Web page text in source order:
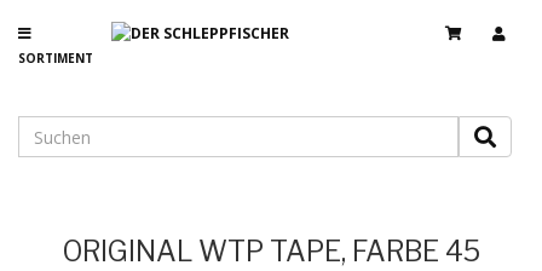
SORTIMENT
ORIGINAL WTP TAPE, FARBE 45